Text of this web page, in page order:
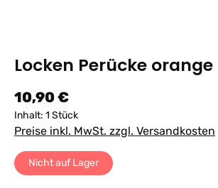
Locken Perücke orange
Regulärer Preis:
10,90 €
Inhalt: 1 Stück
Preise inkl. MwSt. zzgl. Versandkosten
Nicht auf Lager